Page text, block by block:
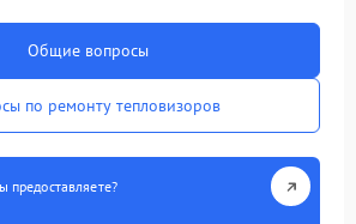
Общие вопросы
по ремонту тепловизоров
предоставляете?